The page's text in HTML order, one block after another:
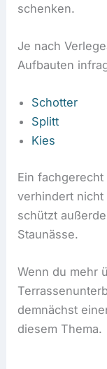
schenken.
Je nach
Aufbauten
Schotter
Splitt
Kies
Ein
verhindert
schützt
Staunässe.
Wenn du mehr
demnächst
diesem Thema.